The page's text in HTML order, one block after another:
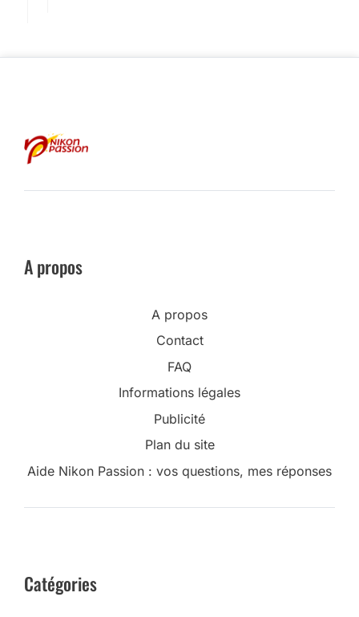
A propos
A propos
Contact
FAQ
Informations légales
Publicité
Plan du site
Aide Nikon Passion : vos questions, mes réponses
Catégories